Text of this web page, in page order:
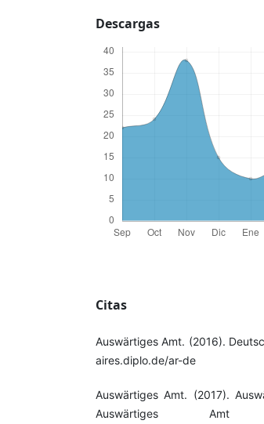
Descargas
Citas
Auswärtiges Amt. (2016).
aires.diplo.de/ar-de
Auswärtiges Amt. (2017).
Auswärtiges Amt